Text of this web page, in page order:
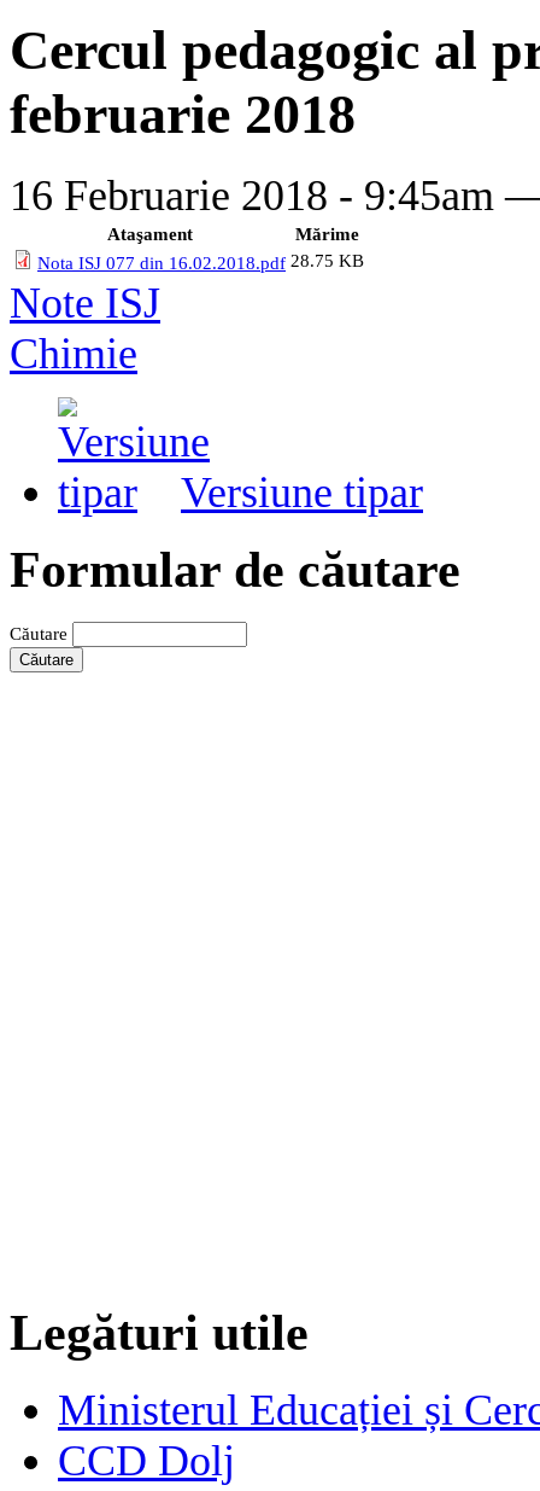
Cercul pedagogic al
februarie 2018
16 Februarie 2018 - 9:45am
Ataşament
Mărime
Nota ISJ 077 din 16.02.2018.pdf 28.75 KB
Note ISJ
Chimie
Versiune tipar
Formular de căutare
Căutare
Legături utile
Ministerul Educației și
CCD Dolj